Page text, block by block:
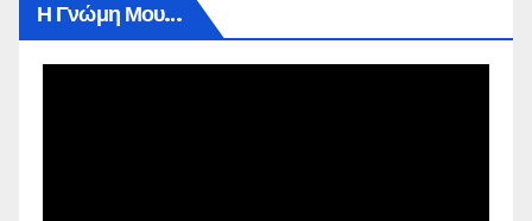
Η Γνώμη Μου…